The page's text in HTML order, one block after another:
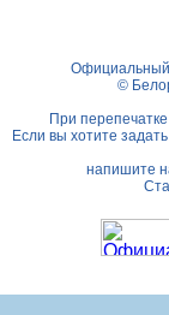
Официальный
©
При
Если вы хотите
напишите